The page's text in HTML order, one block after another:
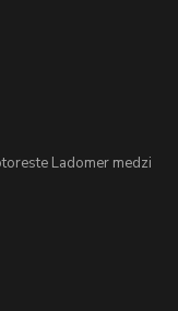
Ladomer medzi